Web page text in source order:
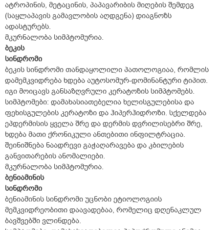
ატროპინის, მეტაცინის, პაპავარიბის მიღების შემდეგ
(საყლაპავის გამავლობის აღდგენა) დიაგნოზს
ადასტურებს.
მკურნალობა სიმპტომურია.
ბეკის
სინდრომი
ბეკის სინდრომი თანდაყოლილი პათოლოგიაა, რომლის
დამემკვიდრება ხდება აუტოსომურ-დომინანტური ტიპით.
იგი მოიცავს განსაზღვრული კერატოზის სიმპტომებს.
სიმპტომები: დამახასიათებელია ხელისგულებისა და
ფეხისგულების კერატოზი და ჰიპერჰიდროზი. სქელდება
ეპდერმისის ყველა შრე და დერმის დვრილისებრი შრე,
ხდება მათი ქრონიკული ანთებითი ინფილტრაცია.
შეინიშნება ნაადრევი გაჭაღარავება და კბილების
განვითარების ანომალიები.
მკურნალობა სიმპტომურია.
ბენიამინის
სინდრომი
ბენიამინის სინდრომი უცნობი ეტიოლოგიის
მემკვიდრეობითი დაავადებაა, რომელიც დღენაკლულ
ბავშვებში ვლინდება.